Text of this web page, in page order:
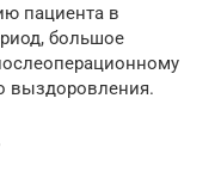
пациента в
большое
выздоровления.